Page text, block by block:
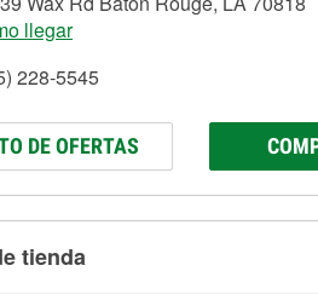
llegar
228-5545
DE OFERTAS
tienda